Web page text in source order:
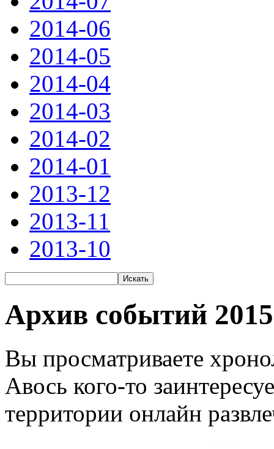
2014-06
2014-05
2014-04
2014-03
2014-02
2014-01
2013-12
2013-11
2013-10
Архив событий
Вы просматриваете
Авось кого-то
территории онлайн